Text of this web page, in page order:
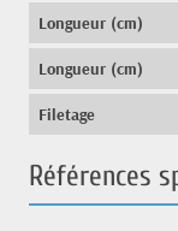
Longueur (cm)
Longueur (cm)
Filetage
Références